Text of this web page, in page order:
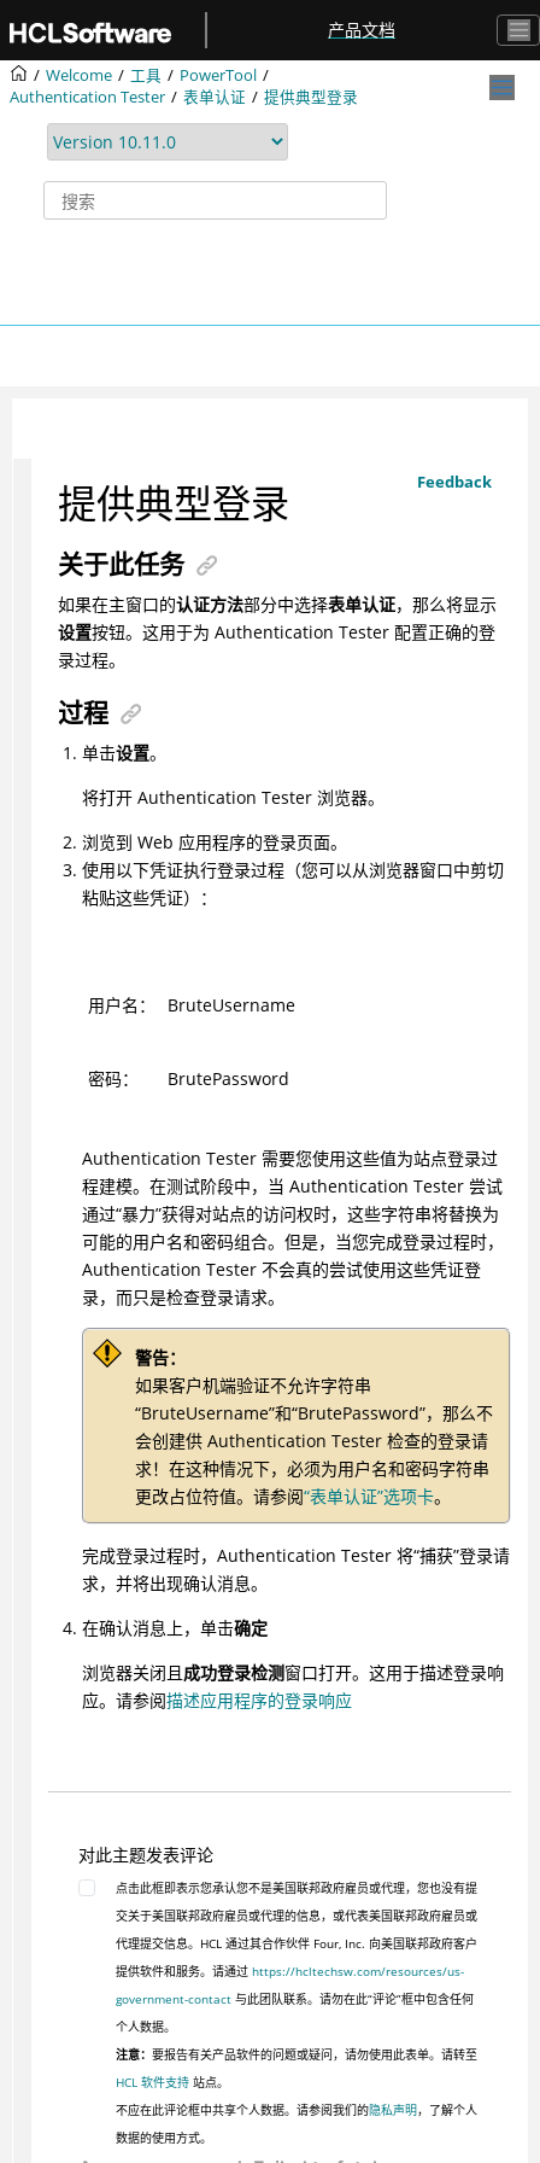
产品文档
Welcome 工具
PowerTool
Authentication Tester
表单认证 提供典型登录
Feedback
提供典型登录
关于此任务
如果在主窗口的认证方法部分中选择表单认证，那么将显示
设置按钮。这用于为 Authentication Tester配置正确的登
录过程。
过程
单击设置。
将打开 Authentication Tester浏览器。
浏览到 Web 应用程序的登录页面。
使用以下凭证执行登录过程（您可以从浏览器窗口中剪切
粘贴这些凭证）：
用户名： BruteUsername
密码： BrutePassword
Authentication Tester需要您使用这些值为站点登录过
程建模。在测试阶段中，当 Authentication Tester尝试
通过“暴力”获得对站点的访问权时，这些字符串将替换为
可能的用户名和密码组合。但是，当您完成登录过程时，
Authentication Tester不会真的尝试使用这些凭证登
录，而只是检查登录请求。
警告：
如果客户机端验证不允许字符串
“BruteUsername”和“BrutePassword”，那么不
会创建供 Authentication Tester检查的登录请
求！在这种情况下，必须为用户名和密码字符串
更改占位符值。请参阅“表单认证”选项卡。
完成登录过程时， Authentication Tester将“捕获”登录请
求，并将出现确认消息。
在确认消息上，单击确定
浏览器关闭且成功登录检测窗口打开。这用于描述登录响
应。请参阅描述应用程序的登录响应
对此主题发表评论
点击此框即表示您承认您不是美国联邦政府雇员或代理，您也没有提
交关于美国联邦政府雇员或代理的信息，或代表美国联邦政府雇员或
代理提交信息。HCL 通过其合作伙伴 Four, Inc. 向美国联邦政府客户
提供软件和服务。请通过 https://hcltechsw.com/resources/us-
government-contact与此团队联系。请勿在此“评论”框中包含任何
个人数据。
注意： 要报告有关产品软件的问题或疑问，请勿使用此表单。请转至
HCL 软件支持站点。
不应在此评论框中共享个人数据。请参阅我们的隐私声明，了解个人
数据的使用方式。